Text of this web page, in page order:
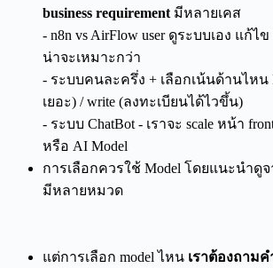
business requirement มีหลายเคส
- n8n vs AirFlow user ดูระบบเอง แก้ไข
น่าจะเหมาะกว่า
- ระบบคนละครึ่ง + เลือกเน้นด้านไหน
เยอะ) / write (ลงทะเบียนได้ไวขึ้น)
- ระบบ ChatBot - เราจะ scale หน้า
หรือ AI Model
การเลือกควรใช้ Model โดยแนะนำดูจ
มีหลายหมวด
แต่การเลือก model ไหน เราต้องถาม